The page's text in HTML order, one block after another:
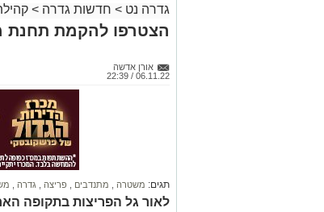
גדרה נט > חדשות גדרה >
הצטרפו להקמת תחנת
אורן אדשה
06.11.22 / 22:39
תגים: משטרה מתנדבים פריצה גדרה
לאור גל הפריצות בתקופה